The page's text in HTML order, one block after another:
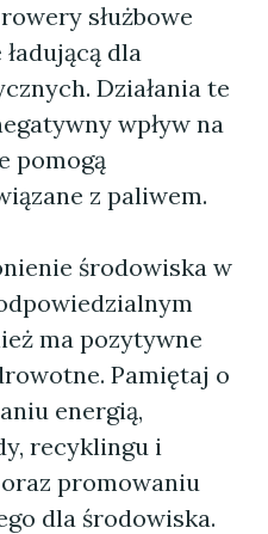
służbowe
dla
Działania te
wpływ na
pomogą
z paliwem.
środowiska w
ma pozytywne
Pamiętaj o
energią,
recyklingu i
promowaniu
dla środowiska.